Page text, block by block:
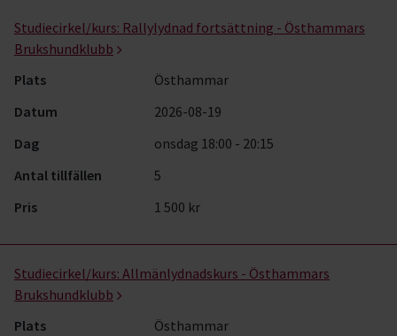
Studiecirkel/kurs: Rallylydnad fortsättning - Östhammars
Brukshundklubb
Plats
Östhammar
Datum
2026-08-19
Dag
onsdag 18:00 - 20:15
Antal tillfällen
5
Pris
1 500 kr
Studiecirkel/kurs: Allmänlydnadskurs - Östhammars
Brukshundklubb
Plats
Östhammar